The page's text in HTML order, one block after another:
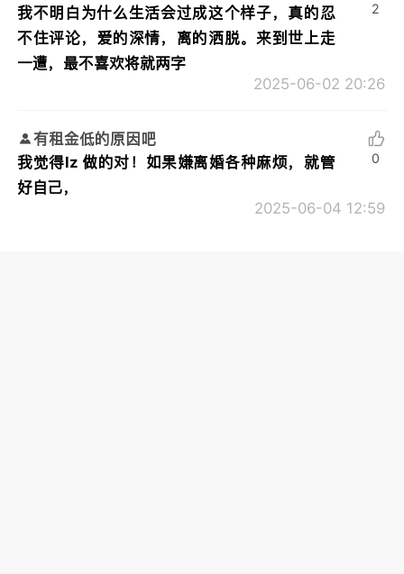
我不明白为什么生活会过成这个样子，真的忍
不住评论，爱的深情，离的洒脱。来到世上走
一遭，最不喜欢将就两字
2025-06-02 20:26
2
有租金低的原因吧
我觉得lz 做的对！如果嫌离婚各种麻烦，就管
好自己，
2025-06-04 12:59
0